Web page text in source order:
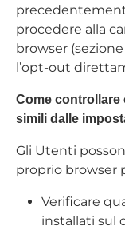
procedere alla
browser
l’opt-out
Come controllare
simili dalle
Gli Utenti
proprio browser
Verificare
installati sul